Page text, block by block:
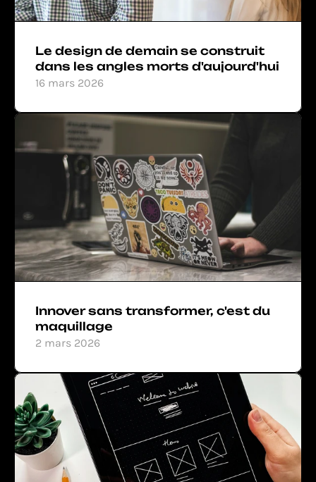
Le design de demain se construit
dans les angles morts d'aujourd'hui
16 mars 2026
Innover sans transformer, c'est du
maquillage
2 mars 2026